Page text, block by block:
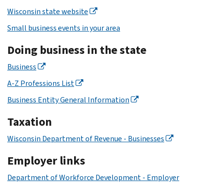
Wisconsin state website
Small business events in your area
Doing business in the state
Business
A-Z Professions List
Business Entity General Information
Taxation
Wisconsin Department of Revenue - Businesses
Employer links
Department of Workforce Development - Employer